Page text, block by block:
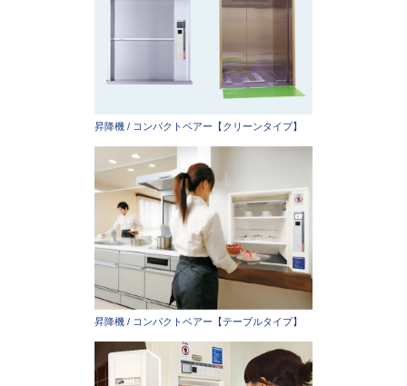
昇降機 / コンパクトベアー【クリーンタイプ】
昇降機 / コンパクトベアー【テーブルタイプ】